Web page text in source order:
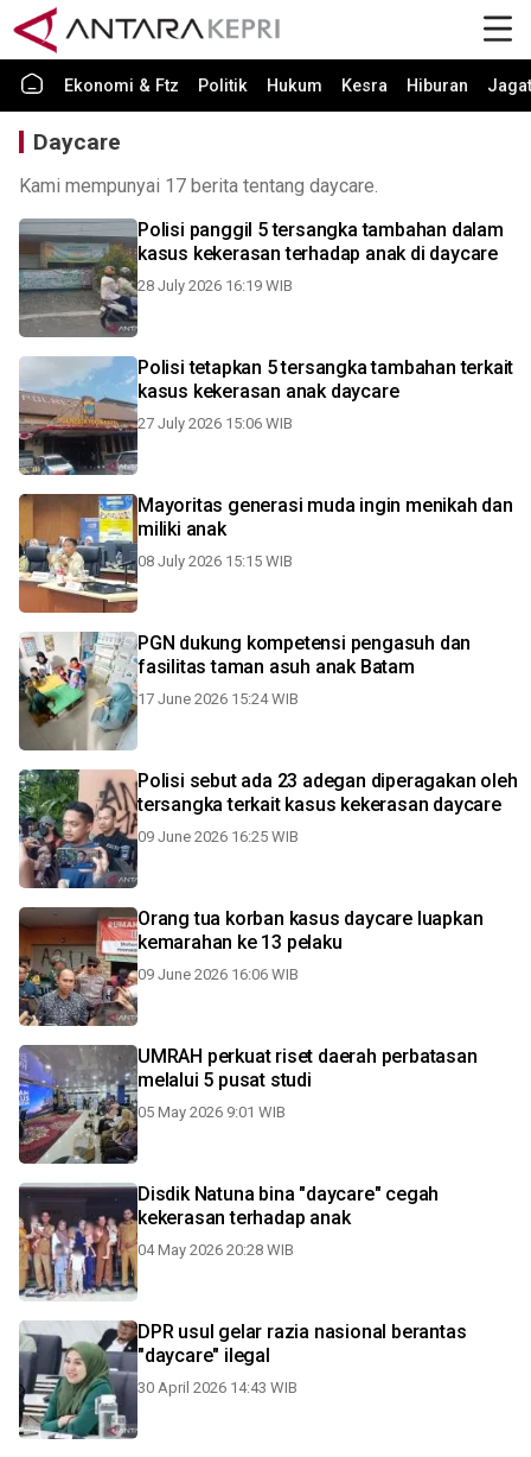
Ekonomi & Ftz Politik Hukum Kesra Hiburan Jagat
Daycare
Kami mempunyai 17 berita tentang daycare.
Polisi panggil 5 tersangka tambahan dalam
kasus kekerasan terhadap anak di daycare
28 July 2026 16:19 WIB
Polisi tetapkan 5 tersangka tambahan terkait
kasus kekerasan anak daycare
27 July 2026 15:06 WIB
Mayoritas generasi muda ingin menikah dan
miliki anak
08 July 2026 15:15 WIB
PGN dukung kompetensi pengasuh dan
fasilitas taman asuh anak Batam
17 June 2026 15:24 WIB
Polisi sebut ada 23 adegan diperagakan oleh
tersangka terkait kasus kekerasan daycare
09 June 2026 16:25 WIB
Orang tua korban kasus daycare luapkan
kemarahan ke 13 pelaku
09 June 2026 16:06 WIB
UMRAH perkuat riset daerah perbatasan
melalui 5 pusat studi
05 May 2026 9:01 WIB
Disdik Natuna bina "daycare" cegah
kekerasan terhadap anak
04 May 2026 20:28 WIB
DPR usul gelar razia nasional berantas
"daycare" ilegal
30 April 2026 14:43 WIB